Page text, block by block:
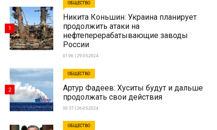
ОБЩЕСТВО
Никита Коньшин: Украина планирует
продолжить атаки на
нефтеперерабатывающие заводы
России
01:06 | 29-05-2024
1
ОБЩЕСТВО
Артур Фадеев: Хуситы будут и дальше
продолжать свои действия
00:57 | 26-05-2024
2
ОБЩЕСТВО